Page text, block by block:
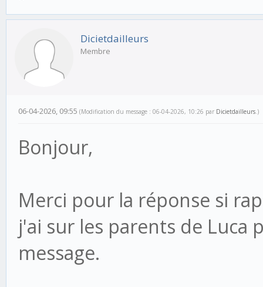
Dicietdailleurs
Membre
06-04-2026, 09:55 (Modification du message : 06-04-2026, 10:26 par Dicietdailleurs.)
Bonjour,
Merci pour la réponse si
j'ai sur les parents de Luca
message.